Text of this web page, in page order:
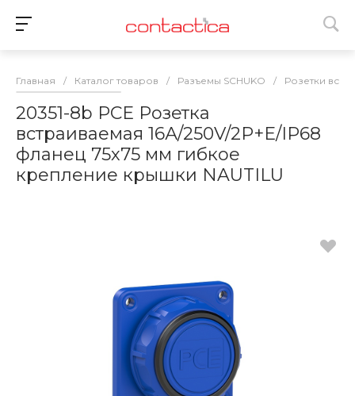
Главная / Каталог товаров / Разъемы SCHUKO / Розетки
20351-8b PCE Розетка
встраиваемая 16А/250V/2P+E/IP68
фланец 75х75 мм гибкое
крепление крышки NAUTILU